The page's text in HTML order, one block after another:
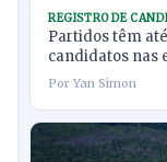
REGISTRO DE
Partidos têm
candidatos nas
Por Yan Simon